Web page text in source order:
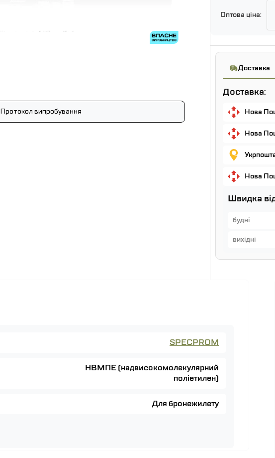
Протокол випробування
Оптова ціна:
Доставка
Доставка:
Нова
Нова
Нова
Швидка
будні
вихідні
SPECPROM
НВМПЕ (надвисокомолекулярний
поліетилен)
Для бронежилету